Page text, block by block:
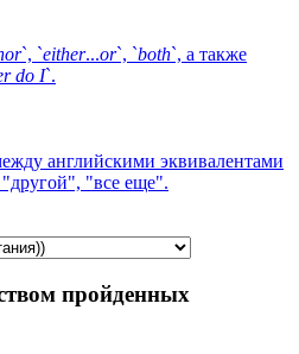
`, `either...or`, `both`, а также
do I`.
английскими эквивалентами
"все еще".
пройденных